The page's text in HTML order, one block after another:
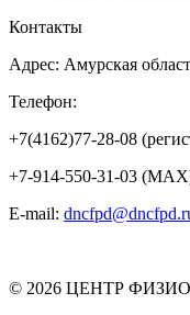
Контакты
Адрес: Амурская
Телефон:
+7(4162)77-28-08
+7-914-550-31-03
E-mail:
© 2026 ЦЕНТР